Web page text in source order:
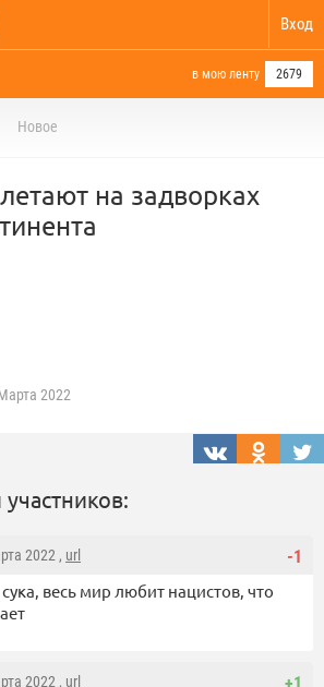
Вход
в мою ленту 2679
Новое
на задворках
2022
-1
2022 , url
весь мир любит нацистов, что
2022 , url